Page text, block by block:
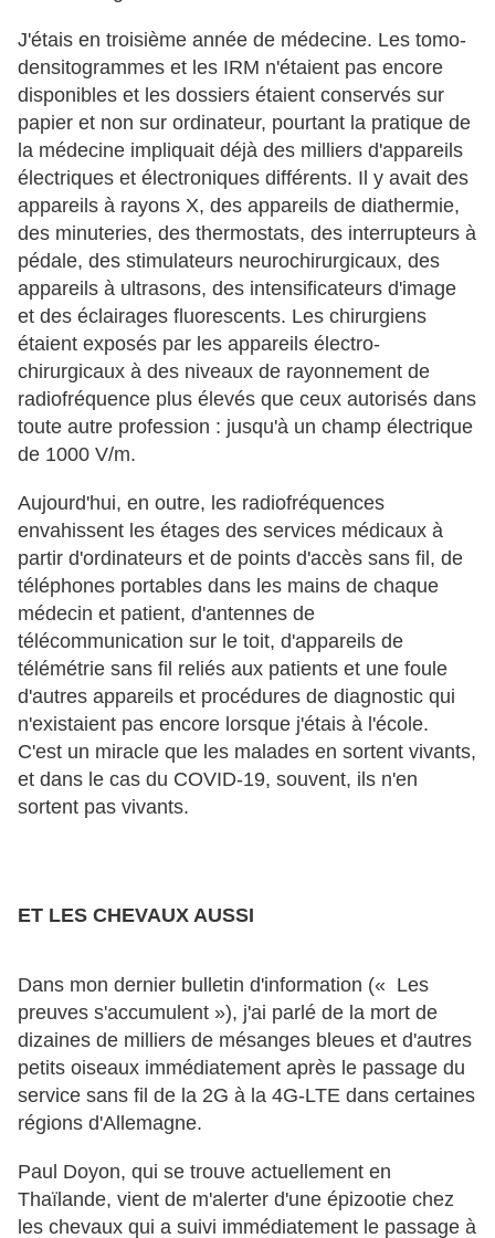
J'étais en troisième année de médecine. Les tomo-
densitogrammes et les IRM n'étaient pas encore
disponibles et les dossiers étaient conservés sur
papier et non sur ordinateur, pourtant la pratique de
la médecine impliquait déjà des milliers d'appareils
électriques et électroniques différents. Il y avait des
appareils à rayons X, des appareils de diathermie,
des minuteries, des thermostats, des interrupteurs à
pédale, des stimulateurs neurochirurgicaux, des
appareils à ultrasons, des intensificateurs d'image
et des éclairages fluorescents. Les chirurgiens
étaient exposés par les appareils électro-
chirurgicaux à des niveaux de rayonnement de
radiofréquence plus élevés que ceux autorisés dans
toute autre profession : jusqu'à un champ électrique
de 1000 V/m.
Aujourd'hui, en outre, les radiofréquences
envahissent les étages des services médicaux à
partir d'ordinateurs et de points d'accès sans fil, de
téléphones portables dans les mains de chaque
médecin et patient, d'antennes de
télécommunication sur le toit, d'appareils de
télémétrie sans fil reliés aux patients et une foule
d'autres appareils et procédures de diagnostic qui
n'existaient pas encore lorsque j'étais à l'école.
C'est un miracle que les malades en sortent vivants,
et dans le cas du COVID-19, souvent, ils n'en
sortent pas vivants.
ET LES CHEVAUX AUSSI
Dans mon dernier bulletin d'information (« Les
preuves s'accumulent »), j'ai parlé de la mort de
dizaines de milliers de mésanges bleues et d'autres
petits oiseaux immédiatement après le passage du
service sans fil de la 2G à la 4G-LTE dans certaines
régions d'Allemagne.
Paul Doyon, qui se trouve actuellement en
Thaïlande, vient de m'alerter d'une épizootie chez
les chevaux qui a suivi immédiatement le passage à